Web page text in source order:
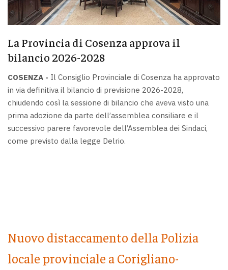
La Provincia di Cosenza approva il
bilancio 2026-2028
COSENZA - Il Consiglio Provinciale di Cosenza ha approvato
in via definitiva il bilancio di previsione 2026-2028,
chiudendo così la sessione di bilancio che aveva visto una
prima adozione da parte dell’assemblea consiliare e il
successivo parere favorevole dell’Assemblea dei Sindaci,
come previsto dalla legge Delrio.
Nuovo distaccamento della Polizia
locale provinciale a Corigliano-